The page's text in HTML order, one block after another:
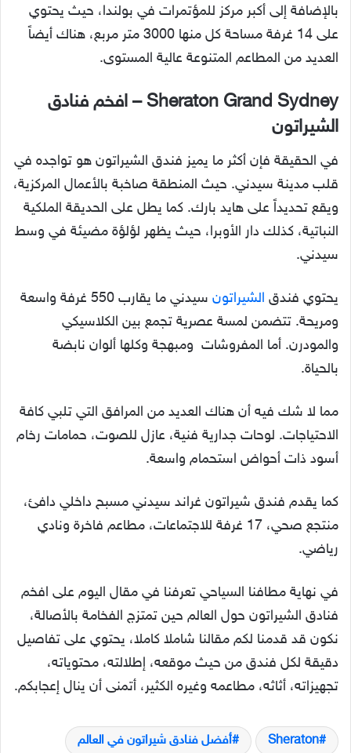
بالإضافة إلى أكبر مركز للمؤتمرات في بولندا، حيث يحتوي
على 14 غرفة مساحة كل منها 3000 متر مربع، هناك أيضاً
العديد من المطاعم المتنوعة عالية المستوى.
Sheraton Grand Sydney – افخم فنادق
الشيراتون
في الحقيقة فإن أكثر ما يميز فندق الشيراتون هو تواجده في
قلب مدينة سيدني. حيث المنطقة صاخبة بالأعمال المركزية،
ويقع تحديداً على هايد بارك. كما يطل على الحديقة الملكية
النباتية، كذلك دار الأوبرا، حيث يظهر لؤلؤة مضيئة في وسط
سيدني.
يحتوي فندق الشيراتون
سيدني ما يقارب 550 غرفة واسعة
ومريحة. تتضمن لمسة عصرية تجمع بين الكلاسيكي
والمودرن. أما المفروشات ومبهجة وكلها ألوان نابضة
بالحياة.
مما لا شك فيه أن هناك العديد من المرافق التي تلبي كافة
الاحتياجات. لوحات جدارية فنية، عازل للصوت، حمامات رخام
أسود ذات أحواض استحمام واسعة.
كما يقدم فندق شيراتون غراند سيدني مسبح داخلي دافئ،
منتجع صحي، 17 غرفة للاجتماعات، مطاعم فاخرة ونادي
رياضي.
في نهاية مطافنا السياحي تعرفنا في مقال اليوم على افخم
فنادق الشيراتون حول العالم حين تمتزج الفخامة بالأصالة،
نكون قد قدمنا لكم مقالنا شاملا كاملا، يحتوي على تفاصيل
دقيقة لكل فندق من حيث موقعه، إطلالته، محتوياته،
تجهيزاته، أثاثه، مطاعمه وغيره الكثير، أتمنى أن ينال إعجابكم.
Sheraton أفضل فنادق شيراتون في العالم